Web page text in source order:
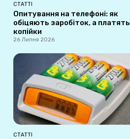
СТАТТІ
Опитування на телефоні: як
обіцяють заробіток, а платять
копійки
26 Липня 2026
СТАТТІ